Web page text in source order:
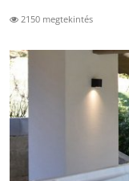
2150 megtekintés